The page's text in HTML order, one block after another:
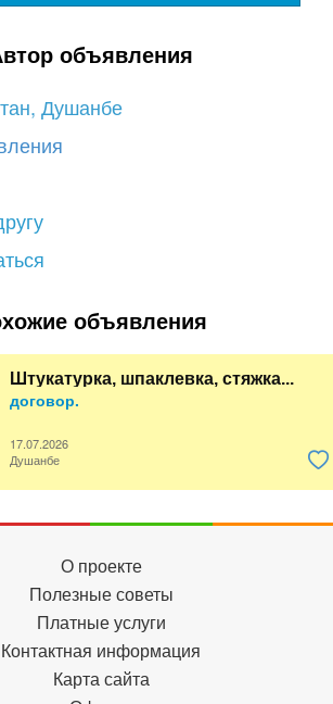
объявления
Душанбе
объявления
Штукатурка, шпаклевка, стяжка...
договор.
17.07.2026
Душанбе
О проекте
Полезные советы
Платные услуги
Контактная информация
Карта сайта